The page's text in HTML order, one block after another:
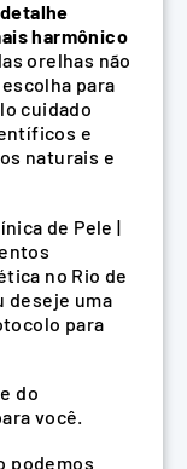
harmônico
orelhas não
para
cuidado
e
naturais e
de Pele |
no Rio de
deseje uma
para
do
você.
podemos